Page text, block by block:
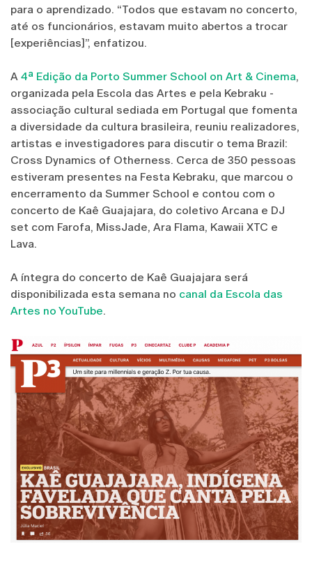
para o aprendizado. “Todos que estavam no concerto,
até os funcionários, estavam muito abertos a trocar ​
[experiências]”, enfatizou.
A 4ª Edição da Porto Summer School on Art & Cinema,
organizada pela Escola das Artes e pela Kebraku -
associação cultural sediada em Portugal que fomenta
a diversidade da cultura brasileira, reuniu realizadores,
artistas e investigadores para discutir o tema Brazil:
Cross Dynamics of Otherness. Cerca de 350 pessoas
estiveram presentes na Festa Kebraku, que marcou o
encerramento da Summer School e contou com o
concerto de Kaê Guajajara, do coletivo Arcana e DJ
set com Farofa, MissJade, Ara Flama, Kawaii XTC e
Lava.
A íntegra do concerto de Kaê Guajajara será
disponibilizada esta semana no canal da Escola das
Artes no YouTube.